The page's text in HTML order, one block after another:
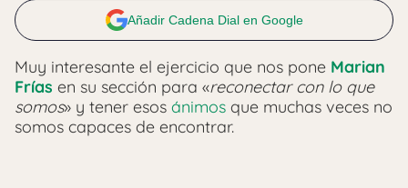
Añadir Cadena Dial en Google
Muy interesante el ejercicio que nos pone Marian
Frías en su sección para «reconectar con lo que
somos» y tener esos ánimos que muchas veces no
somos capaces de encontrar.